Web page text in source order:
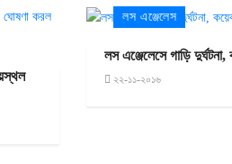
লস এঞ্জেলেস
লস এঞ্জেলেসে গাড়ি
২২-১১-২০১৬